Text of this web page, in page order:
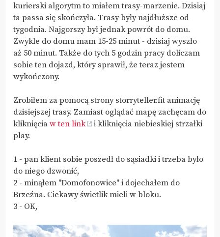
kurierski algorytm to miałem trasy-marzenie. Dzisiaj
ta passa się skończyła. Trasy były najdłuższe od
tygodnia. Najgorszy był jednak powrót do domu.
Zwykle do domu mam 15-25 minut - dzisiaj wyszło
aż 50 minut. Także do tych 5 godzin pracy doliczam
sobie ten dojazd, który sprawił, że teraz jestem
wykończony.
Zrobiłem za pomocą strony storryteller.fit animację
dzisiejszej trasy. Zamiast oglądać mapę zachęcam do
kliknięciaw ten link
i kliknięcia niebieskiej strzałki
play.
1 - pan klient sobie poszedł do sąsiadki i trzeba było
do niego dzwonić,
2 - minąłem "Domofonowice" i dojechałem do
Brzeźna. Ciekawy świetlik mieli w bloku.
3 - OK,